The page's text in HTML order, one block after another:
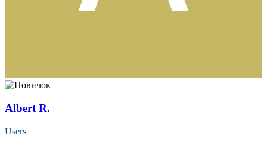
Albert R.
Users